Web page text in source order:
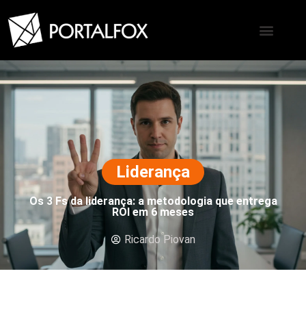
Liderança
Os 3 Fs da liderança: a metodologia que entrega
ROI em 6 meses
Ricardo Piovan